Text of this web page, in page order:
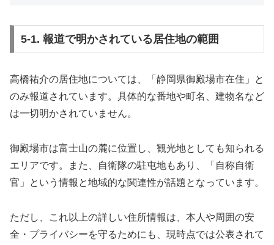
5-1. 報道で明かされている居住地の範囲
高橋祐介の居住地については、「静岡県御殿場市在住」と
のみ報道されています。具体的な番地や町名、建物名など
は一切明かされていません。
御殿場市は富士山の麓に位置し、観光地としても知られる
エリアです。また、自衛隊の駐屯地もあり、「自称自衛
官」という情報と地域的な関連性が話題となっています。
ただし、これ以上の詳しい住所情報は、本人や周囲の安
全・プライバシーを守るためにも、現時点では公表されて